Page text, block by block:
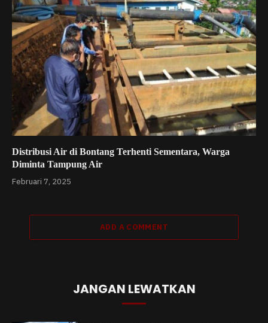
Distribusi Air di Bontang Terhenti Sementara, Warga
Diminta Tampung Air
Februari 7, 2025
ADD A COMMENT
JANGAN LEWATKAN